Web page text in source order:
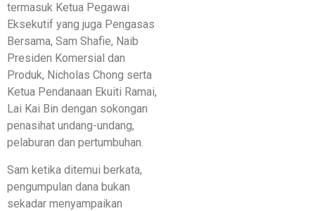
termasuk Ketua Pegawai
Eksekutif yang juga Pengasas
Bersama, Sam Shafie, Naib
Presiden Komersial dan
Produk, Nicholas Chong serta
Ketua Pendanaan Ekuiti Ramai,
Lai Kai Bin dengan sokongan
penasihat undang-undang,
pelaburan dan pertumbuhan.
Sam ketika ditemui berkata,
pengumpulan dana bukan
sekadar menyampaikan